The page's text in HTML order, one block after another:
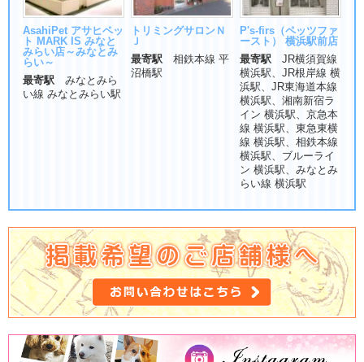
AsahiPet アサヒペッ
ト MARK IS みなと
みらい店～みなとみ
らい～
最寄駅
みなとみら
い線 みなとみらい駅
トリミングサロンＮ
Ｊ
最寄駅
相鉄本線 平
沼橋駅
P's-firs（ペッツファ
ースト） 横浜駅前店
最寄駅
JR横須賀線
横浜駅、JR根岸線 横
浜駅、JR東海道本線
横浜駅、湘南新宿ラ
イン 横浜駅、京急本
線 横浜駅、東急東横
線 横浜駅、相鉄本線
横浜駅、ブルーライ
ン 横浜駅、みなとみ
らい線 横浜駅